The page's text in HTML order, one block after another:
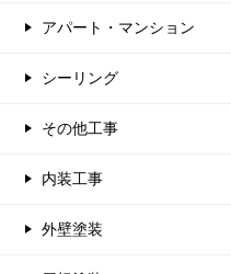
アパート・マンション
シーリング
その他工事
内装工事
外壁塗装